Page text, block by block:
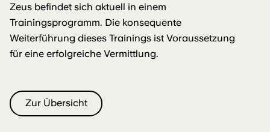
Zeus befindet sich aktuell in einem
Trainingsprogramm. Die konsequente
Weiterführung dieses Trainings ist Voraussetzung
für eine erfolgreiche Vermittlung.
Zur Übersicht